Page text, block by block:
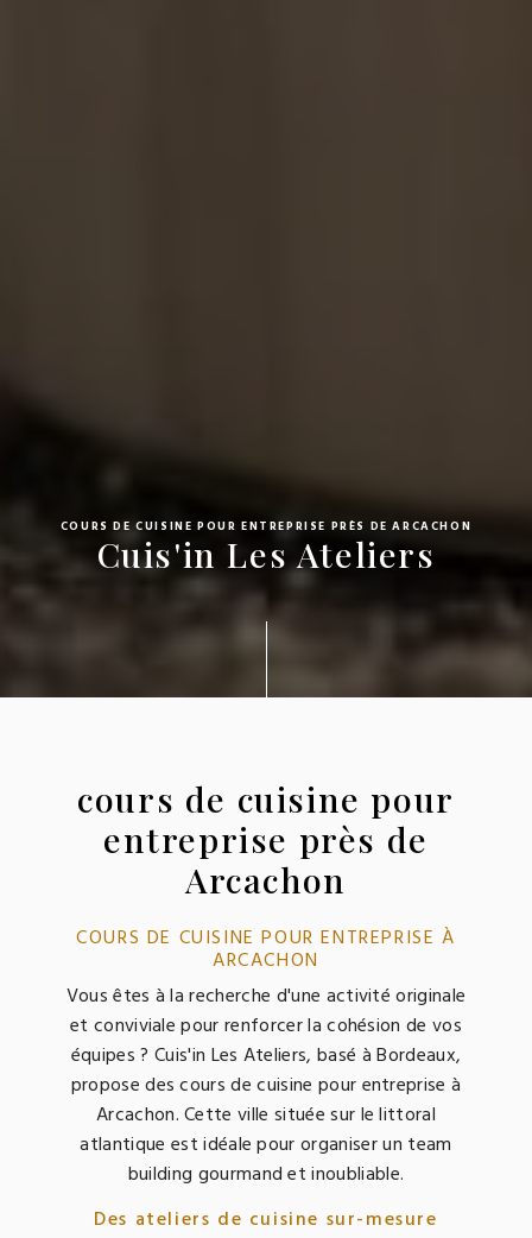
COURS DE CUISINE POUR ENTREPRISE PRÈS DE ARCACHON
Cuis'in Les Ateliers
cours de cuisine pour
entreprise près de
Arcachon
COURS DE CUISINE POUR ENTREPRISE À
ARCACHON
Vous êtes à la recherche d'une activité originale
et conviviale pour renforcer la cohésion de vos
équipes ? Cuis'in Les Ateliers, basé à Bordeaux,
propose des cours de cuisine pour entreprise à
Arcachon. Cette ville située sur le littoral
atlantique est idéale pour organiser un team
building gourmand et inoubliable.
Des ateliers de cuisine sur-mesure